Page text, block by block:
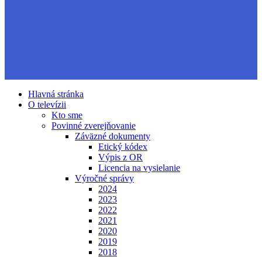
Hlavná stránka
O televízii
Kto sme
Povinné zverejňovanie
Záväzné dokumenty
Etický kódex
Výpis z OR
Licencia na vysielanie
Výročné správy
2024
2023
2022
2021
2020
2019
2018